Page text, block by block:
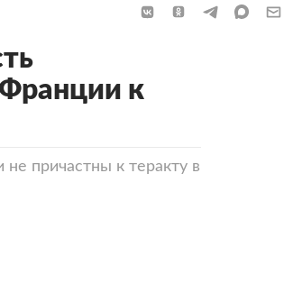
к
причастны к теракту в